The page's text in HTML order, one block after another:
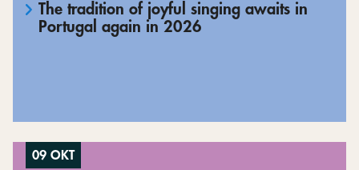
The tradition of joyful singing awaits in
Portugal again in 2026
09 OKT